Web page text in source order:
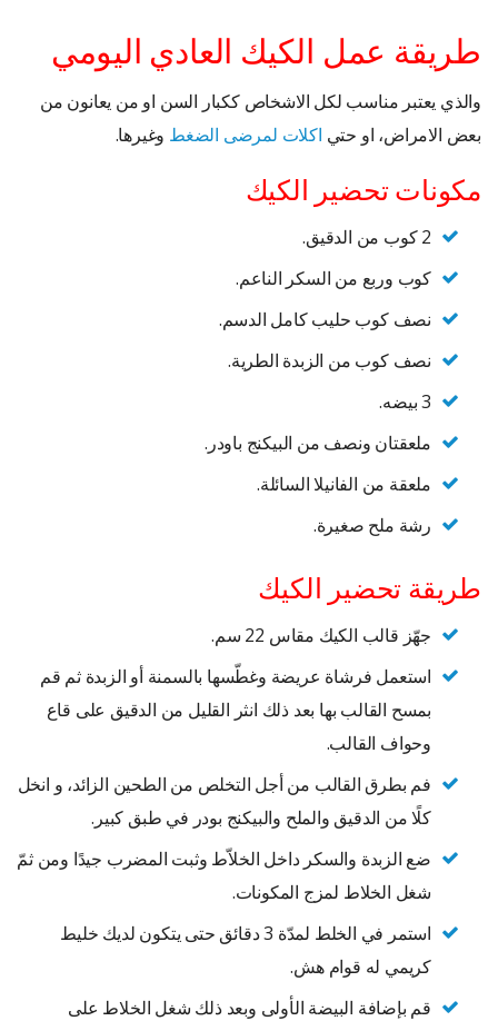
طريقة عمل الكيك العادي اليومي
والذي يعتبر مناسب لكل الاشخاص ككبار السن او من يعانون من
بعض الامراض، او حتي اكلات لمرضى الضغط وغيرها.
مكونات تحضير الكيك
2 كوب من الدقيق.
كوب وربع من السكر الناعم.
نصف كوب حليب كامل الدسم.
نصف كوب من الزبدة الطرية.
3 بيضه.
ملعقتان ونصف من البيكنج باودر.
ملعقة من الفانيلا السائلة.
رشة ملح صغيرة.
طريقة تحضير الكيك
جهّز قالب الكيك مقاس 22 سم.
استعمل فرشاة عريضة وغطّسها بالسمنة أو الزبدة ثم قم
بمسح القالب بها بعد ذلك انثر القليل من الدقيق على قاع
وحواف القالب.
فم بطرق القالب من أجل التخلص من الطحين الزائد، و انخل
كلًا من الدقيق والملح والبيكنج بودر في طبق كبير.
ضع الزبدة والسكر داخل الخلاّط وثبت المضرب جيدًا ومن ثمّ
شغل الخلاط لمزج المكونات.
استمر في الخلط لمدّة 3 دقائق حتى يتكون لديك خليط
كريمي له قوام هش.
قم بإضافة البيضة الأولى وبعد ذلك شغل الخلاط على